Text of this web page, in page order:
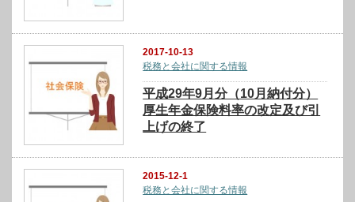
2017-10-13
税務と会社に関する情報
平成29年9月分（10月納付分）
厚生年金保険料率の改定及び引
上げの終了
2015-12-1
税務と会社に関する情報